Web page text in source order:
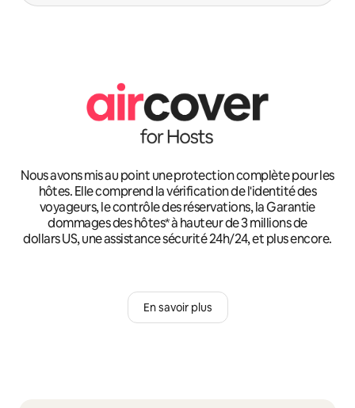
Nous avons mis au point une protection complète pour les
hôtes. Elle comprend la vérification de l'identité des
voyageurs, le contrôle des réservations, la Garantie
dommages des hôtes* à hauteur de 3 millions de
dollars US, une assistance sécurité 24h/24, et plus encore.
En savoir plus